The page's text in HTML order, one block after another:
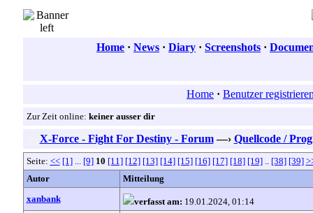
Home · News · Diary · Screenshots ·
Home · Benutzer
Zur Zeit online: keiner ausser dir
X-Force - Fight For Destiny - Forum —› Quellcode /
Seite: << [1]... [9] 10 [11] [12] [13] [14] [15] [16] [17] [18] [19].. [38] [39]
Autor
Mitteilung
xanbank
verfasst am: 19.01.2024, 01:14